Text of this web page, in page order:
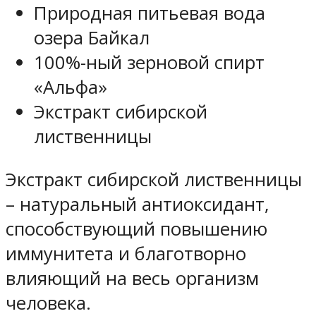
Природная питьевая вода
озера Байкал
100%-ный зерновой спирт
«Альфа»
Экстракт сибирской
лиственницы
Экстракт сибирской лиственницы
– натуральный антиоксидант,
способствующий повышению
иммунитета и благотворно
влияющий на весь организм
человека.